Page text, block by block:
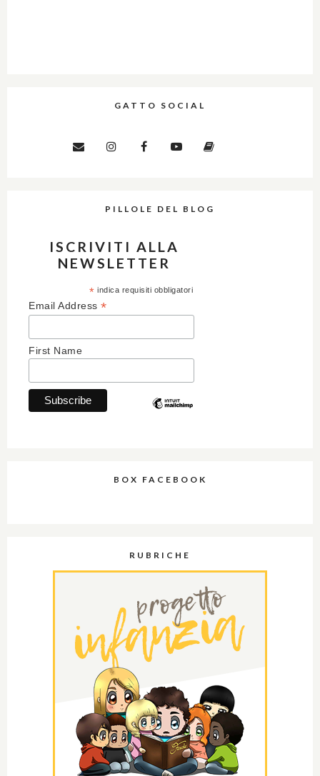
GATTO SOCIAL
PILLOLE DEL BLOG
ISCRIVITI ALLA
NEWSLETTER
* indica requisiti obbligatori
Email Address *
First Name
BOX FACEBOOK
RUBRICHE